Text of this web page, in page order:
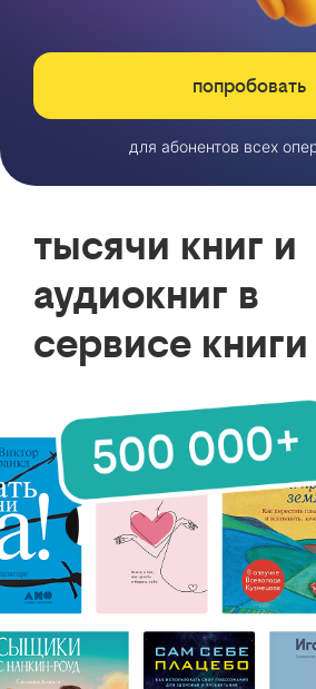
попробовать
для абонентов всех
тысячи книг и
аудиокниг в
сервисе